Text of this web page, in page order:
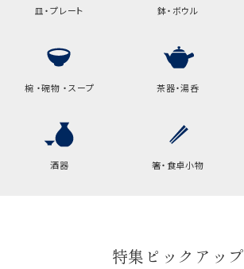
皿・プレート 鉢・ボウル
椀 ・碗物 ・スープ 茶器・湯呑
酒器 箸・食卓小物
特集ピックアップ